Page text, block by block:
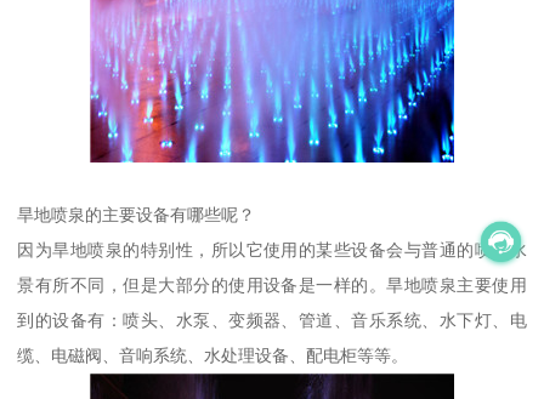
旱地喷泉的主要设备有哪些呢？
因为旱地喷泉的特别性，所以它使用的某些设备会与普通的喷泉水
景有所不同，但是大部分的使用设备是一样的。旱地喷泉主要使用
到的设备有：喷头、水泵、变频器、管道、音乐系统、水下灯、电
缆、电磁阀、音响系统、水处理设备、配电柜等等。